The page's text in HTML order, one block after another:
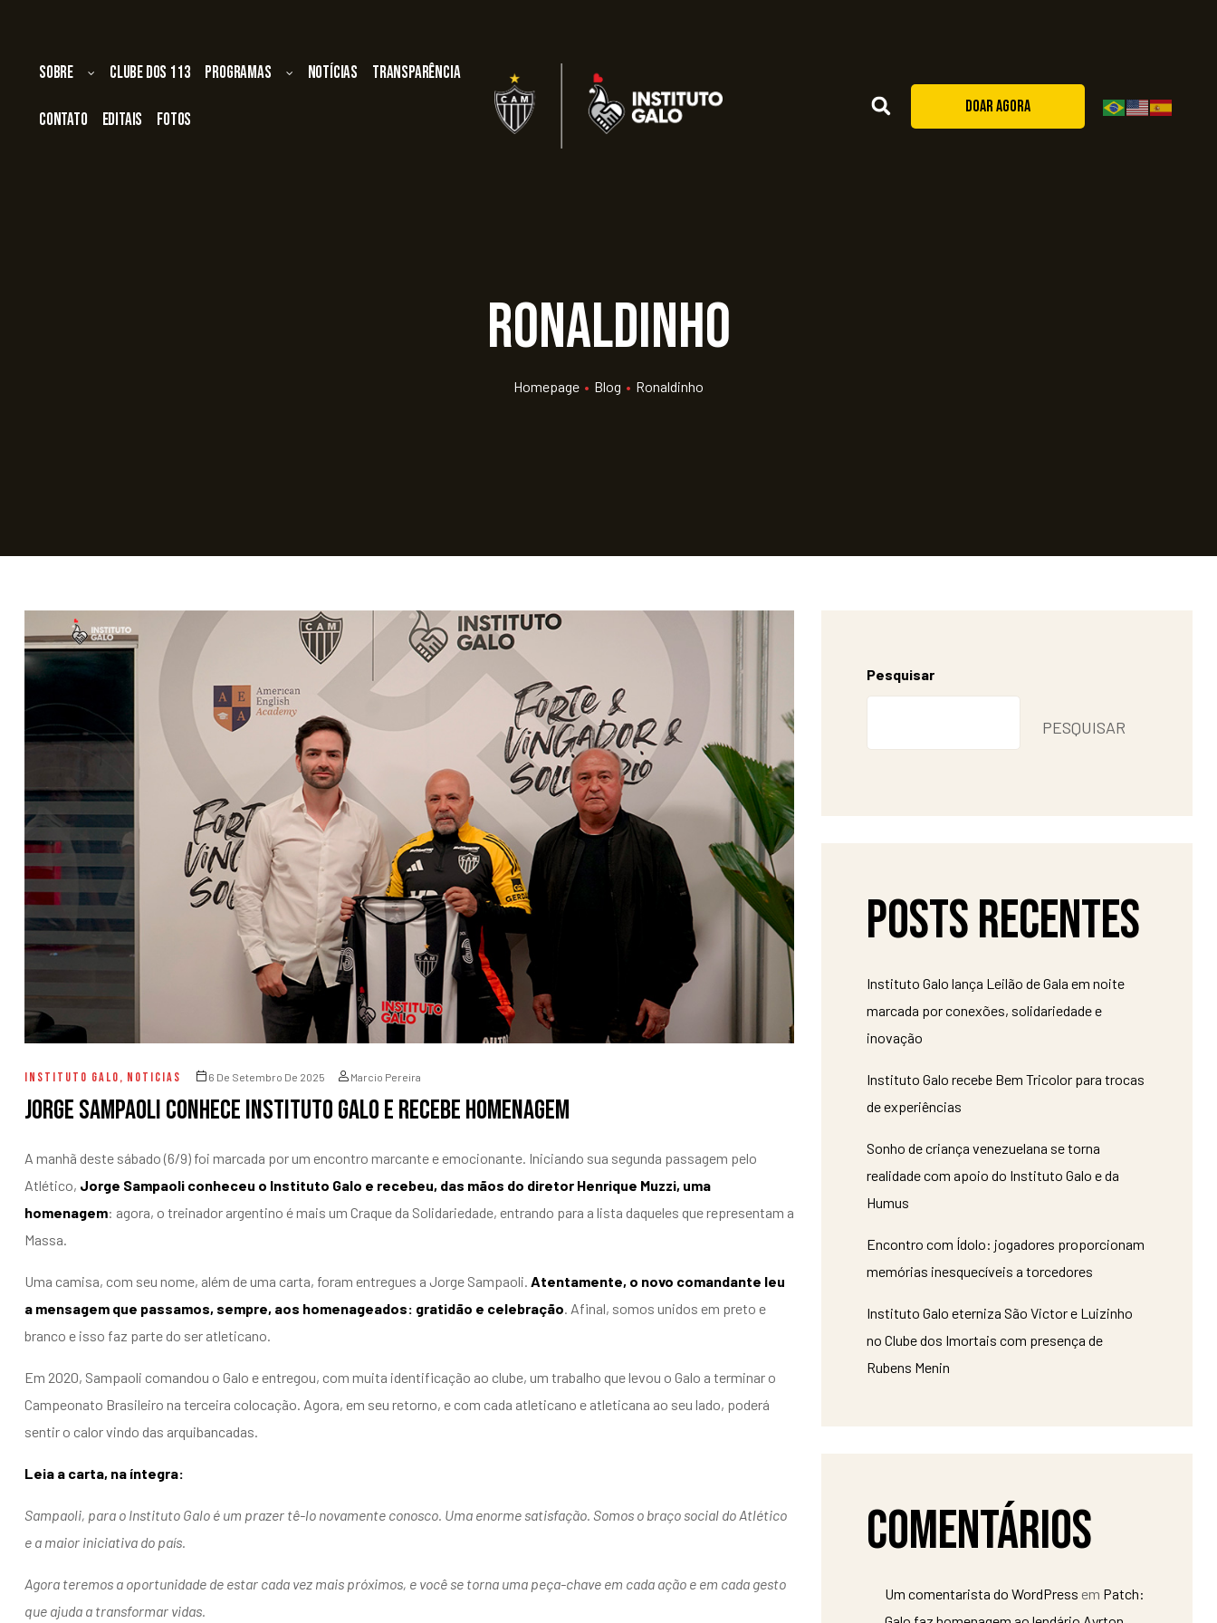
Sobre Clube dos 113 Programas Notícias Transparência
Contato Editais Fotos
DOAR AGORA
Ronaldinho
Homepage • Blog • Ronaldinho
INSTITUTO GALO, NOTICIAS 6 De Setembro De 2025 Marcio Pereira
Jorge Sampaoli conhece Instituto Galo e recebe homenagem
A manhã deste sábado (6/9) foi marcada por um encontro marcante e emocionante. Iniciando sua segunda passagem pelo
Atlético, Jorge Sampaoli conheceu o Instituto Galo e recebeu, das mãos do diretor Henrique Muzzi, uma
homenagem: agora, o treinador argentino é mais um Craque da Solidariedade, entrando para a lista daqueles que representam a
Massa.
Uma camisa, com seu nome, além de uma carta, foram entregues a Jorge Sampaoli. Atentamente, o novo comandante leu
a mensagem que passamos, sempre, aos homenageados: gratidão e celebração. Afinal, somos unidos em preto e
branco e isso faz parte do ser atleticano.
Em 2020, Sampaoli comandou o Galo e entregou, com muita identificação ao clube, um trabalho que levou o Galo a terminar o
Campeonato Brasileiro na terceira colocação. Agora, em seu retorno, e com cada atleticano e atleticana ao seu lado, poderá
sentir o calor vindo das arquibancadas.
Leia a carta, na íntegra:
Sampaoli, para o Instituto Galo é um prazer tê-lo novamente conosco. Uma enorme satisfação. Somos o braço social do Atlético
e a maior iniciativa do país.
Agora teremos a oportunidade de estar cada vez mais próximos, e você se torna uma peça-chave em cada ação e em cada gesto
que ajuda a transformar vidas.
Pesquisar
PESQUISAR
Posts recentes
Instituto Galo lança Leilão de Gala em noite
marcada por conexões, solidariedade e
inovação
Instituto Galo recebe Bem Tricolor para trocas
de experiências
Sonho de criança venezuelana se torna
realidade com apoio do Instituto Galo e da
Humus
Encontro com Ídolo: jogadores proporcionam
memórias inesquecíveis a torcedores
Instituto Galo eterniza São Victor e Luizinho
no Clube dos Imortais com presença de
Rubens Menin
Comentários
Um comentarista do WordPress em Patch: